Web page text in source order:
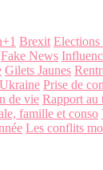
Brexit
Fake News
Gilets Jaunes
Prise de
de vie Rapport au
famille et conso
Les conflits